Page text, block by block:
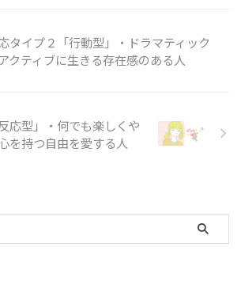
タイプ２「行動型」・ドラマティック
クティブに生きる存在感のある人
応型」・何でも楽しくや
を持つ自由を愛する人